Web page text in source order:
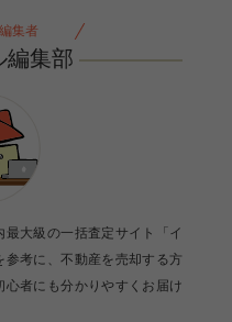
集者
編集部
最大級の一括査定サイト「イ
参考に、不動産を売却する方
者にも分かりやすくお届け